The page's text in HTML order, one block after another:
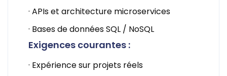
· APIs et architecture microservices
· Bases de données SQL / NoSQL
Exigences courantes :
· Expérience sur projets réels